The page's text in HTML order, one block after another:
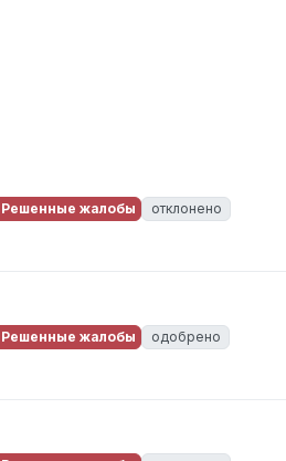
Решенные жалобы
отклонено
Решенные жалобы
одобрено